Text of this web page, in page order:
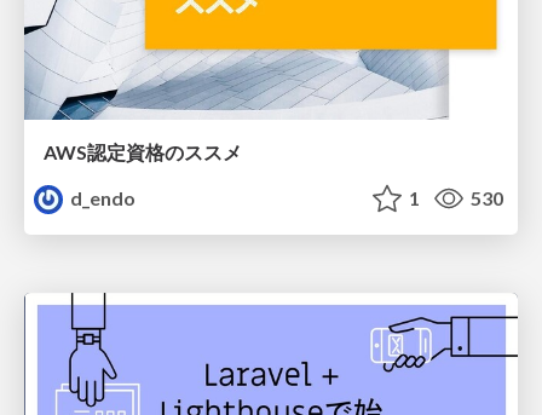
AWS認定資格のススメ
d_endo
1 530